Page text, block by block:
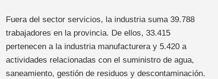
Fuera del sector servicios, la industria suma 39.788
trabajadores en la provincia. De ellos, 33.415
pertenecen a la industria manufacturera y 5.420 a
actividades relacionadas con el suministro de agua,
saneamiento, gestión de residuos y descontaminación.